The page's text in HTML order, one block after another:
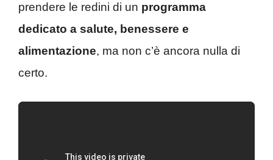
prendere le redini di un programma
dedicato a salute, benessere e
alimentazione, ma non c’è ancora nulla di
certo.